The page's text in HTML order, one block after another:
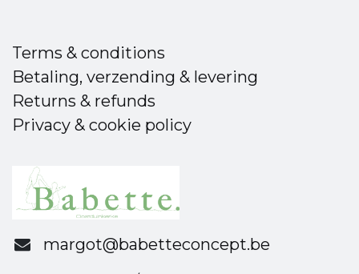
Terms & conditions
Betaling, verzending & levering
Returns & refunds
Privacy & cookie policy
margot@babetteconcept.be